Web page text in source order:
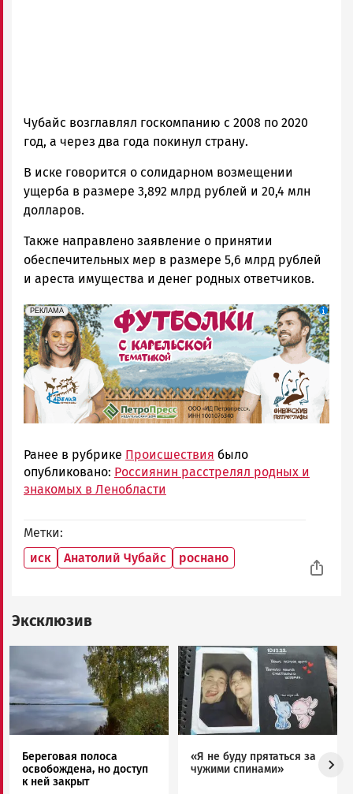
Чубайс возглавлял госкомпанию с 2008 по 2020
год, а через два года покинул страну.
В иске говорится о солидарном возмещении
ущерба в размере 3,892 млрд рублей и 20,4 млн
долларов.
Также направлено заявление о принятии
обеспечительных мер в размере 5,6 млрд рублей
и ареста имущества и денег родных ответчиков.
erid: Pb3XmBtzt7qh4nNaikXnuHE1bzSb6Vb4eeL28Ue
РЕКЛАМА
Реклама
Ранее в рубрике Происшествия было
опубликовано: Россиянин расстрелял родных и
знакомых в Ленобласти
Метки
иск
Анатолий Чубайс роснано
Эксклюзив
Береговая полоса
освобождена, но доступ
к ней закрыт
Image
«Я не буду прятаться за
чужими спинами»